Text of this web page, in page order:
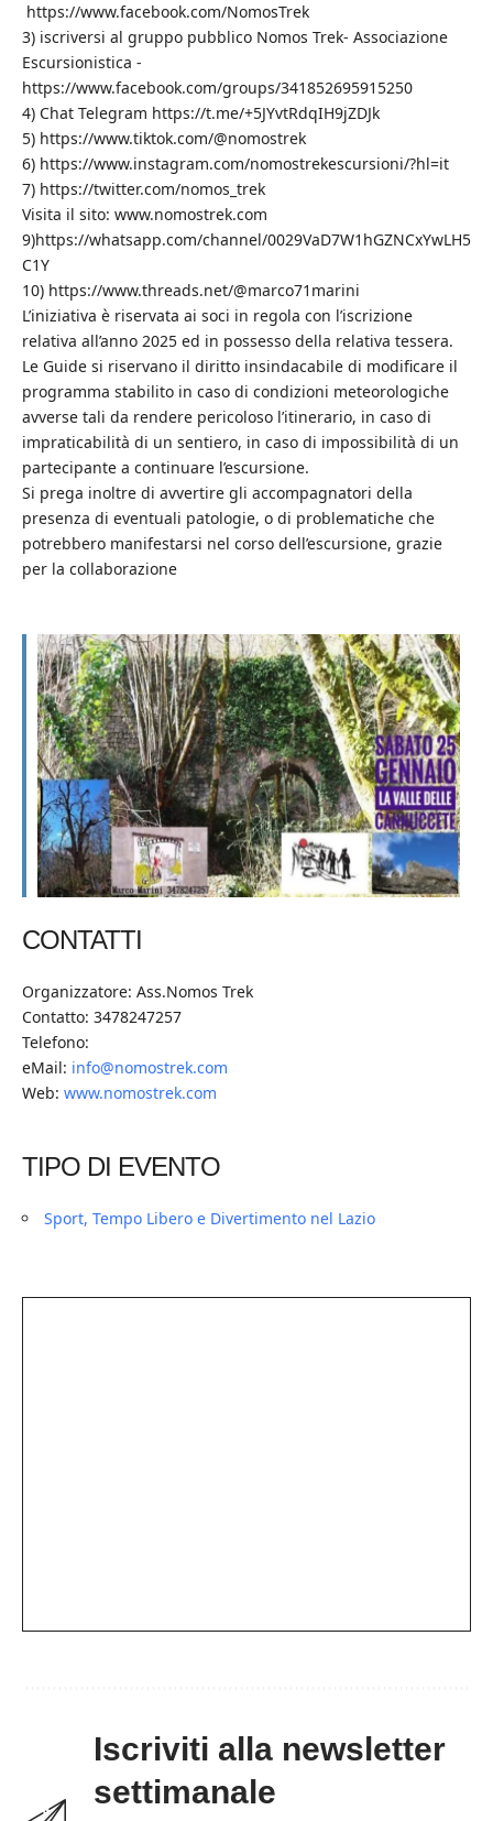
https://www.facebook.com/NomosTrek
3) iscriversi al gruppo pubblico Nomos Trek- Associazione
Escursionistica -
https://www.facebook.com/groups/341852695915250
4) Chat Telegram https://t.me/+5JYvtRdqIH9jZDJk
5) https://www.tiktok.com/@nomostrek
6) https://www.instagram.com/nomostrekescursioni/?hl=it
7) https://twitter.com/nomos_trek
Visita il sito: www.nomostrek.com
9)https://whatsapp.com/channel/0029VaD7W1hGZNCxYwLH5
C1Y
10) https://www.threads.net/@marco71marini
L’iniziativa è riservata ai soci in regola con l’iscrizione
relativa all’anno 2025 ed in possesso della relativa tessera.
Le Guide si riservano il diritto insindacabile di modificare il
programma stabilito in caso di condizioni meteorologiche
avverse tali da rendere pericoloso l’itinerario, in caso di
impraticabilità di un sentiero, in caso di impossibilità di un
partecipante a continuare l’escursione.
Si prega inoltre di avvertire gli accompagnatori della
presenza di eventuali patologie, o di problematiche che
potrebbero manifestarsi nel corso dell’escursione, grazie
per la collaborazione
CONTATTI
Organizzatore: Ass.Nomos Trek
Contatto: 3478247257
Telefono:
eMail: info@nomostrek.com
Web: www.nomostrek.com
TIPO DI EVENTO
Sport, Tempo Libero e Divertimento nel Lazio
Iscriviti alla newsletter
settimanale